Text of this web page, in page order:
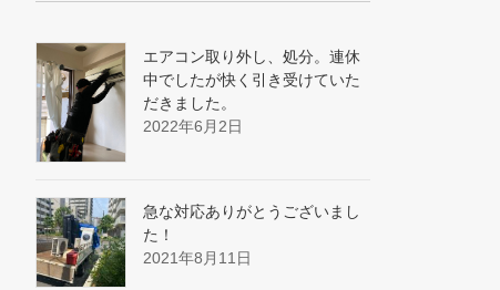
エアコン取り外し、処分。連休
中でしたが快く引き受けていた
だきました。
2022年6月2日
急な対応ありがとうございまし
た！
2021年8月11日